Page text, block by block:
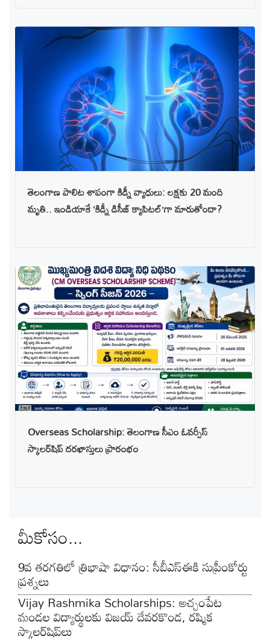
తెలంగాణ పాలిట శాపంగా కిడ్నీ వ్యాధులు: లక్షకు 20 మంది
మృతి.. ఇండియాకే ‘కిడ్నీ డిసీజ్ క్యాపిటల్’గా మారుతోందా?
Overseas Scholarship: తెలంగాణ సీఎం ఓవర్సీస్
స్కాలర్‌షిప్ దరఖాస్తులు ప్రారంభం
మీకోసం...
9వ తరగతిలో త్రిభాషా విధానం: సీబీఎస్‌ఈకి సుప్రీంకోర్టు
ప్రశ్నలు
Vijay Rashmika Scholarships: అచ్చంపేట
మండల విద్యార్థులకు విజయ్ దేవరకొండ, రష్మిక
స్కాలర్‌షిప్‌లు